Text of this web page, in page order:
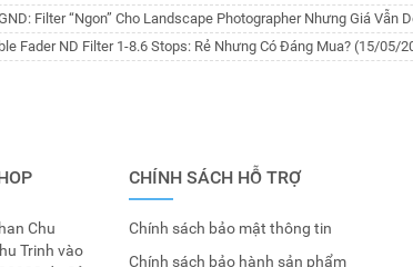
Filter “Ngon” Cho Landscape Photographer Nhưng Giá Vẫn
Fader ND Filter 1-8.6 Stops: Rẻ Nhưng Có Đáng Mua? (15/05/
Chu
Trinh vào
CHÍNH SÁCH HỖ TRỢ
Chính sách bảo mật thông tin
Chính sách bảo hành sản phẩm